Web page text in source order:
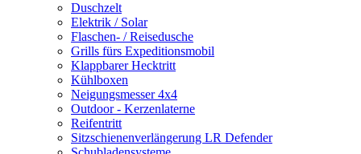
Duschzelt
Elektrik / Solar
Flaschen- / Reisedusche
Grills fürs Expeditionsmobil
Klappbarer Hecktritt
Kühlboxen
Neigungsmesser 4x4
Outdoor - Kerzenlaterne
Reifentritt
Sitzschienenverlängerung LR Defender